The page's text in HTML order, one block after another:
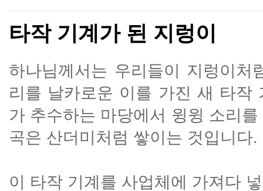
타작 기계가 된 지렁이
하나님께서는 우리들이 지렁이
리를 날카로운 이를 가진 새 타작
가 추수하는 마당에서 윙윙 소리
곡은 산더미처럼 쌓이는 것입니다.
이 타작 기계를 사업체에 가져다